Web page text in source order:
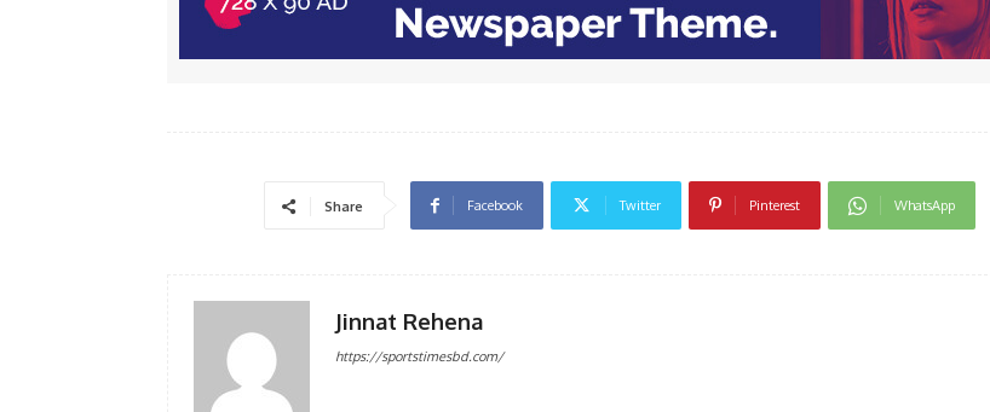
Share Facebook Twitter Pinterest WhatsApp
Jinnat Rehena
https://sportstimesbd.com/